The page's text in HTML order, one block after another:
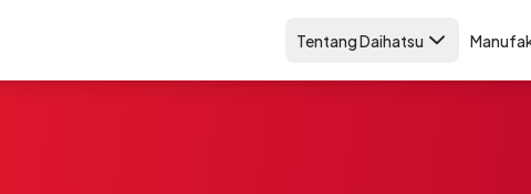
Tentang Daihatsu